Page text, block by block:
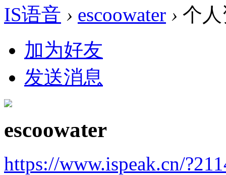
IS语音 › escoowater › 个
加为好友
发送消息
escoowater
https://www.ispeak.cn/